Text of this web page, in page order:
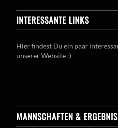
INTERESSANTE LINKS
Hier findest Du ein paar
unserer Website :)
MANNSCHAFTEN &